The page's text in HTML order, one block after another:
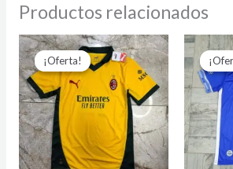
Productos relacionados
¡Oferta!
¡Oferta!
El
precio
original
era:
$31.000.
El
precio
actual
es:
$20.150.